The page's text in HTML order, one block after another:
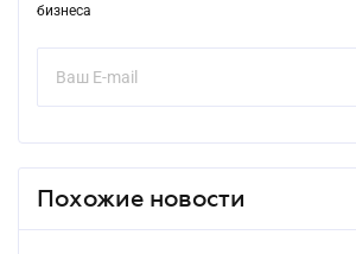
бизнеса
Похожие новости